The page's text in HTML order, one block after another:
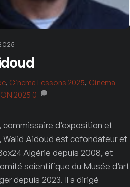
, Cinema Lessons 2025, Cinema
2025 0
d’exposition et
Walid Aidoud est cofondateur et
Algérie depuis 2008, et
scientifique du Musée d’art
depuis 2023. Il a dirigé